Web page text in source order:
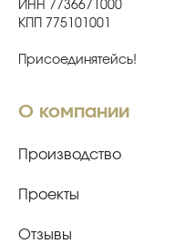
ИНН 7736671000
КПП 775101001
Присоединятейсь!
О компании
Производство
Проекты
Отзывы